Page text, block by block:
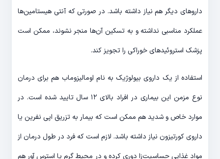
داروهای دیگر هم نیاز داشته باشد. در صورتی که آنتی هیستامین‌ها
عملکرد مناسبی نداشته و به تسکین آن‌ها منجر نشوند، ممکن است
پزشک استروئیدهای خوراکی را تجویز کند.
استفاده از یک داروی بیولوژیک به نام اومالیزوماب هم برای درمان
نوع مزمن این بیماری در افراد بالای ۱۲ سال تایید شده است. در
موارد خاص و شدید هم ممکن است که بیمار به تزریق اپی نفرین یا
داروی کورتیزون نیاز داشته باشد. لازم است که فرد در طول درمان از
مواد غذایی حساسیت‌زا دوری کرده و در محیط گرم یا استرس‌ آور هم